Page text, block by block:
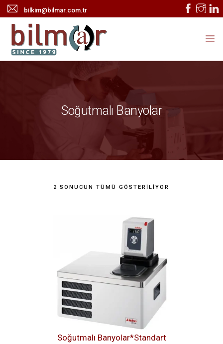
bilkim@bilmar.com.tr
TEKNİK SERVİS
İLETİŞİM
Soğutmalı Banyolar
2 SONUCUN TÜMÜ GÖSTERILIYOR
Soğutmalı Banyolar*Standart